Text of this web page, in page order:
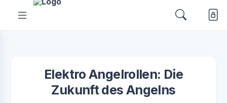
Elektro Angelrollen: Die
Zukunft des Angelns